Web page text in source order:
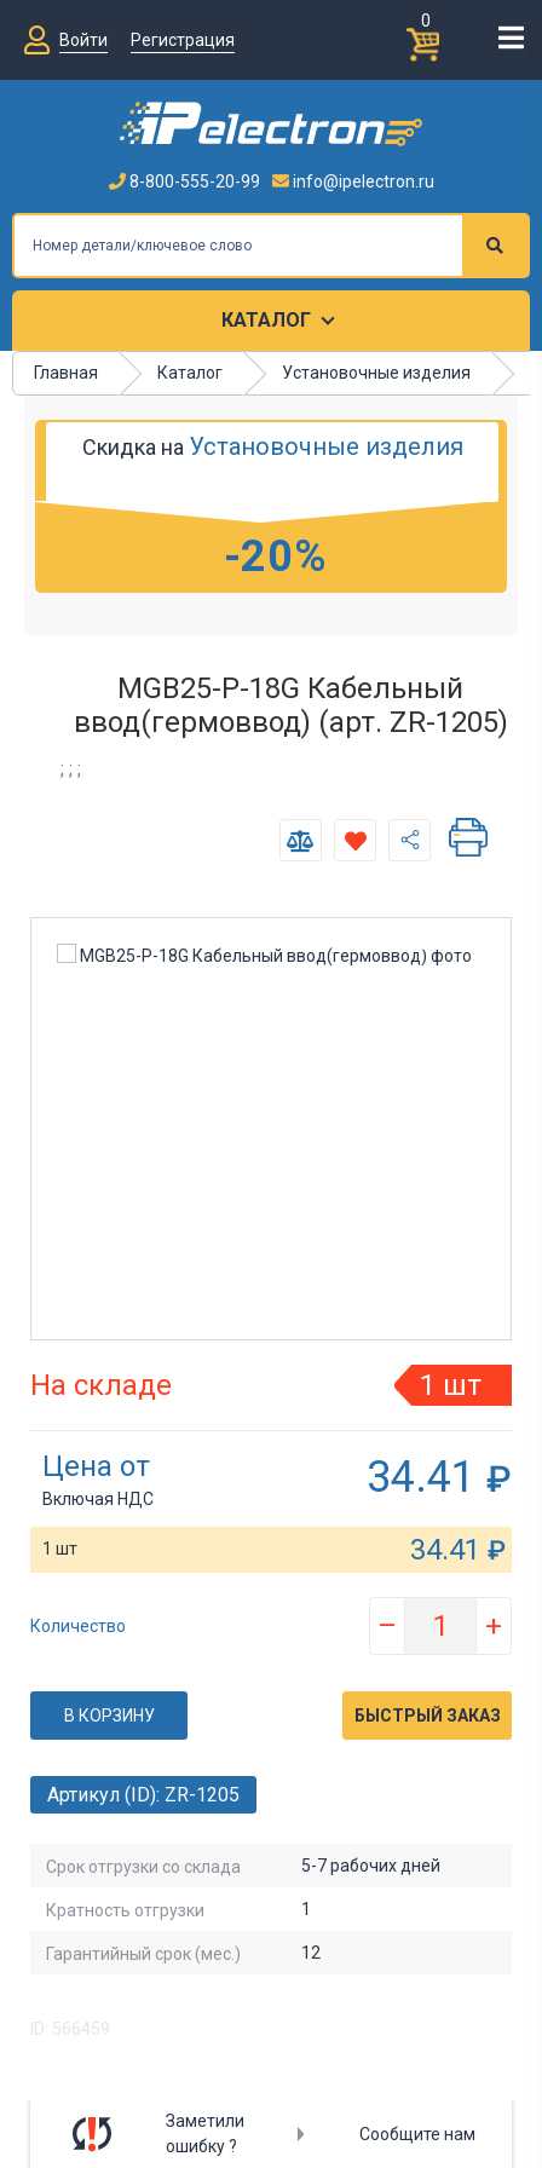
0
Войти
Регистрация
8-800-555-20-99 info@ipelectron.ru
КАТАЛОГ
Главная Каталог Установочные изделия
Скидка на Установочные изделия
-20%
MGB25-P-18G Кабельный
ввод(гермоввод) (арт. ZR-1205)
; ; ;
Артикул (ID): ZR-1205
Срок отгрузки со склада 5-7 рабочих дней
Кратность отгрузки 1
Гарантийный срок (мес.) 12
ID: 566459
На складе 1 шт
Цена от
Включая НДС 34.41 ₽
1 шт 34.41 ₽
Количество – +
В КОРЗИНУ БЫСТРЫЙ ЗАКАЗ
Заметили
ошибку ?
Сообщите нам